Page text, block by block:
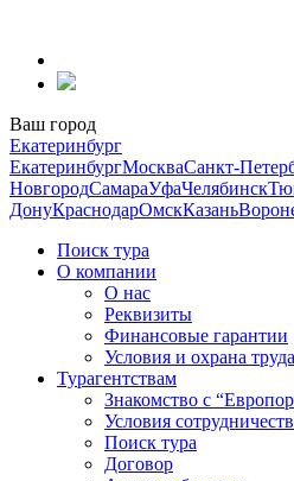
содержанию
Ваш город
Екатеринбург
ЕкатеринбургМоскваСанкт-
НовгородСамараУфаЧелябинск
ДонуКраснодарОмскКазань
Поиск тура
О компании
О нас
Реквизиты
Финансовые гарантии
Условия и охрана труда
Турагентствам
Знакомство с
Условия
Поиск тура
Договор